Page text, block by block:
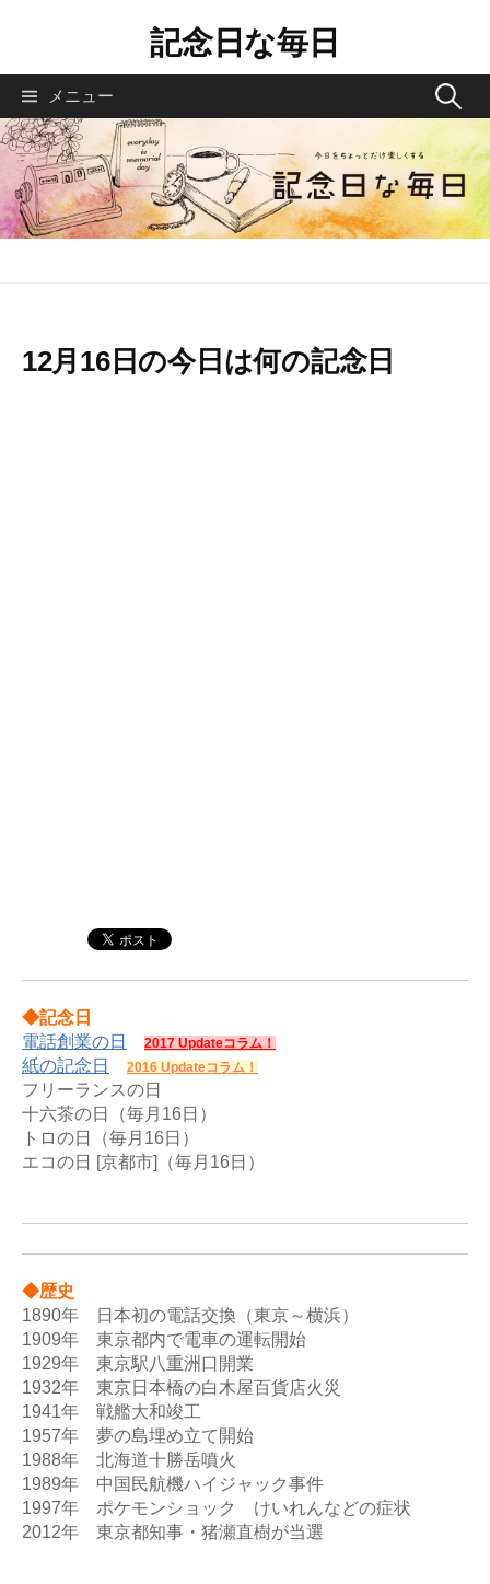
テ
ツ
ス
キ
記念日な毎日
メニュー 検
索
:
12月16日の今日は何の記念日
◆記念日
電話創業の日
2017 Updateコラム！
紙の記念日 2016 Updateコラム！
フリーランスの日
十六茶の日（毎月16日）
トロの日（毎月16日）
エコの日 [京都市]（毎月16日）
◆歴史
1890年　日本初の電話交換（東京～横浜）
1909年　東京都内で電車の運転開始
1929年　東京駅八重洲口開業
1932年　東京日本橋の白木屋百貨店火災
1941年　戦艦大和竣工
1957年　夢の島埋め立て開始
1988年　北海道十勝岳噴火
1989年　中国民航機ハイジャック事件
1997年　ポケモンショック　けいれんなどの症状
2012年　東京都知事・猪瀬直樹が当選